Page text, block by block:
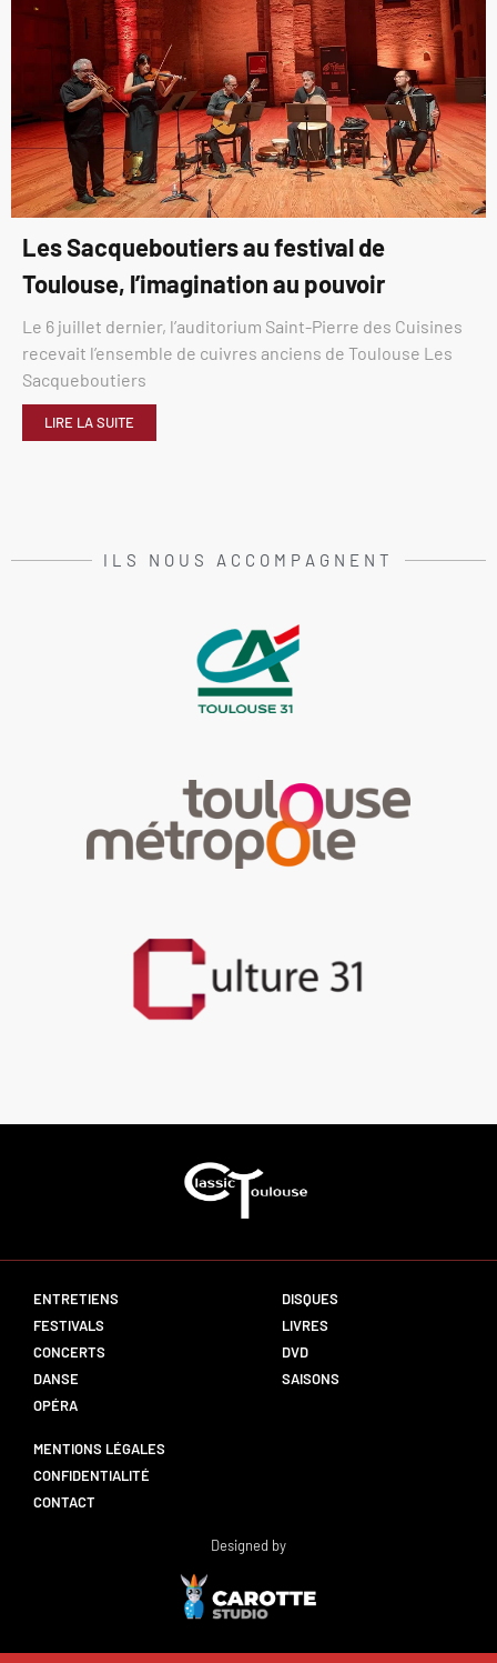
Les Sacqueboutiers au festival de
Toulouse, l’imagination au pouvoir
Le 6 juillet dernier, l’auditorium Saint-Pierre des Cuisines
recevait l’ensemble de cuivres anciens de Toulouse Les
Sacqueboutiers
LIRE LA SUITE
ILS NOUS ACCOMPAGNENT
ENTRETIENS
FESTIVALS
CONCERTS
DANSE
OPÉRA
DISQUES
LIVRES
DVD
SAISONS
MENTIONS LÉGALES
CONFIDENTIALITÉ
CONTACT
Designed by